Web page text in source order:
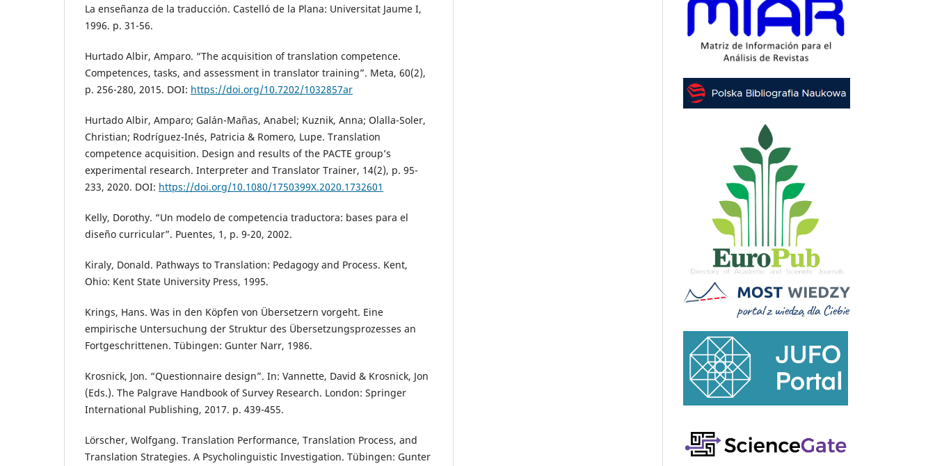
La enseñanza de la traducción. Castelló de la Plana: Universitat Jaume I,
1996. p. 31-56.
Hurtado Albir, Amparo. “The acquisition of translation competence.
Competences, tasks, and assessment in translator training”. Meta, 60(2),
p. 256-280, 2015. DOI: https://doi.org/10.7202/1032857ar
Hurtado Albir, Amparo; Galán-Mañas, Anabel; Kuznik, Anna; Olalla-Soler,
Christian; Rodríguez-Inés, Patricia & Romero, Lupe. Translation
competence acquisition. Design and results of the PACTE group’s
experimental research. Interpreter and Translator Trainer, 14(2), p. 95-
233, 2020. DOI: https://doi.org/10.1080/1750399X.2020.1732601
Kelly, Dorothy. “Un modelo de competencia traductora: bases para el
diseño curricular”. Puentes, 1, p. 9-20, 2002.
Kiraly, Donald. Pathways to Translation: Pedagogy and Process. Kent,
Ohio: Kent State University Press, 1995.
Krings, Hans. Was in den Köpfen von Übersetzern vorgeht. Eine
empirische Untersuchung der Struktur des Übersetzungsprozesses an
Fortgeschrittenen. Tübingen: Gunter Narr, 1986.
Krosnick, Jon. “Questionnaire design”. In: Vannette, David & Krosnick, Jon
(Eds.). The Palgrave Handbook of Survey Research. London: Springer
International Publishing, 2017. p. 439-455.
Lörscher, Wolfgang. Translation Performance, Translation Process, and
Translation Strategies. A Psycholinguistic Investigation. Tübingen: Gunter